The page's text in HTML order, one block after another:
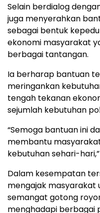
Selain berdialog
juga menyerahkan
sebagai bentuk
ekonomi masyarakat
berbagai tantangan.
Ia berharap bantuan
meringankan
tengah tekanan
sejumlah kebutuhan
“Semoga bantuan ini
membantu
kebutuhan sehari-
Dalam kesempatan
mengajak masyarakat
semangat gotong
menghadapi berbagai